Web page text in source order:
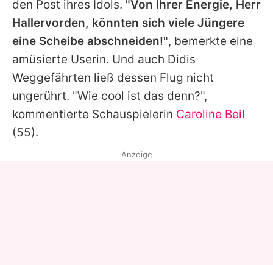
den Post ihres Idols. "Von Ihrer Energie, Herr
Hallervorden, könnten sich viele Jüngere
eine Scheibe abschneiden!", bemerkte eine
amüsierte Userin. Und auch Didis
Weggefährten ließ dessen Flug nicht
ungerührt. "Wie cool ist das denn?",
kommentierte Schauspielerin Caroline Beil
(55).
Anzeige